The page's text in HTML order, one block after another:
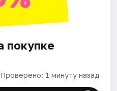
покупке
Проверено: 1 минуту назад